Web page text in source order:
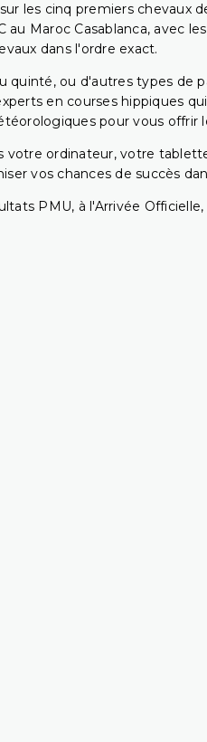
les cinq premiers chevaux
Maroc Casablanca, avec
dans l'ordre exact.
ou d'autres types de
en courses hippiques
pour vous offrir
ordinateur, votre
vos chances de succès
PMU, à l'Arrivée